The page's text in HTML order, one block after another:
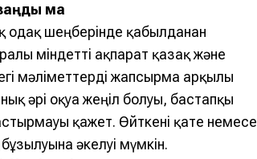
ма
шеңберінде қабылданған
міндетті ақпарат қазақ және
мәліметтерді жапсырма арқылы
әрі оқуға жеңіл болуы, бастапқы
қажет. Өйткені қате немесе
әкелуі мүмкін.